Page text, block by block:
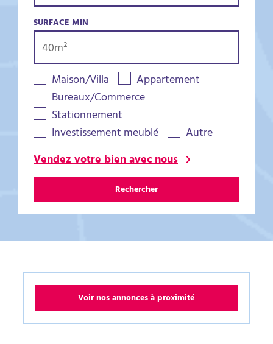
SURFACE MIN
Maison/Villa
Appartement
Bureaux/Commerce
Stationnement
Investissement meublé
Autre
Vendez votre bien avec nous
Rechercher
Voir nos annonces à proximité